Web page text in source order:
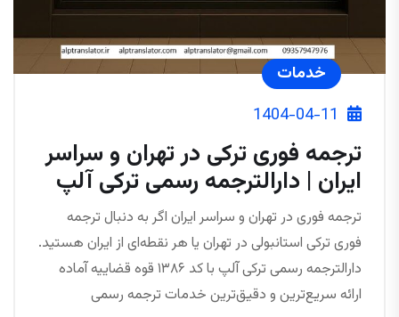
خدمات
1404-04-11
ترجمه فوری ترکی در تهران و سراسر
ایران | دارالترجمه رسمی ترکی آلپ
ترجمه فوری در تهران و سراسر ایران اگر به دنبال ترجمه
فوری ترکی استانبولی در تهران یا هر نقطه‌ای از ایران هستید.
دارالترجمه رسمی ترکی آلپ با کد ۱۳۸۶ قوه قضاییه آماده
ارائه سریع‌ترین و دقیق‌ترین خدمات ترجمه رسمی